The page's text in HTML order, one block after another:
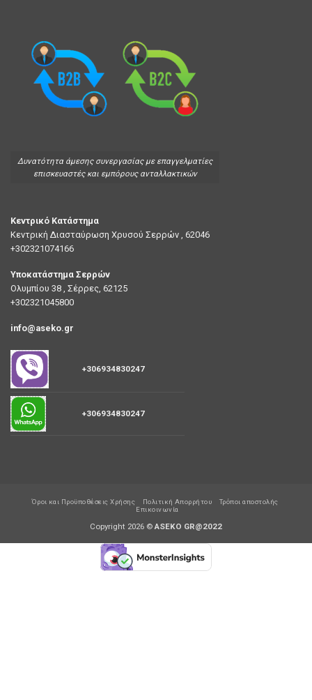
Δυνατότητα άμεσης συνεργασίας με επαγγελματίες
επισκευαστές και εμπόρους ανταλλακτικών
Κεντρικό Κατάστημα
Κεντρική Διασταύρωση Χρυσού Σερρών , 62046
+302321074166
Υποκατάστημα Σερρών
Ολυμπίου 38 , Σέρρες, 62125
+302321045800
info@aseko.gr
+306934830247
+306934830247
Όροι και Προϋποθέσεις Χρήσης Πολιτική Απορρήτου
Τρόποι αποστολής
Επικοινωνία
Copyright 2026 © ASEKO GR@2022